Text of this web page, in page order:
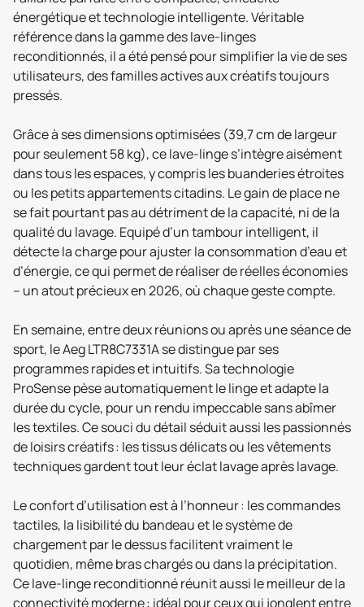
énergétique et technologie intelligente. Véritable
référence dans la gamme des lave-linges
reconditionnés, il a été pensé pour simplifier la vie de ses
utilisateurs, des familles actives aux créatifs toujours
pressés.
Grâce à ses dimensions optimisées (39,7 cm de largeur
pour seulement 58 kg), ce lave-linge s’intègre aisément
dans tous les espaces, y compris les buanderies étroites
ou les petits appartements citadins. Le gain de place ne
se fait pourtant pas au détriment de la capacité, ni de la
qualité du lavage. Equipé d’un tambour intelligent, il
détecte la charge pour ajuster la consommation d’eau et
d’énergie, ce qui permet de réaliser de réelles économies
– un atout précieux en 2026, où chaque geste compte.
En semaine, entre deux réunions ou après une séance de
sport, le Aeg LTR8C7331A se distingue par ses
programmes rapides et intuitifs. Sa technologie
ProSense pèse automatiquement le linge et adapte la
durée du cycle, pour un rendu impeccable sans abîmer
les textiles. Ce souci du détail séduit aussi les passionnés
de loisirs créatifs : les tissus délicats ou les vêtements
techniques gardent tout leur éclat lavage après lavage.
Le confort d’utilisation est à l’honneur : les commandes
tactiles, la lisibilité du bandeau et le système de
chargement par le dessus facilitent vraiment le
quotidien, même bras chargés ou dans la précipitation.
Ce lave-linge reconditionné réunit aussi le meilleur de la
connectivité moderne : idéal pour ceux qui jonglent entre